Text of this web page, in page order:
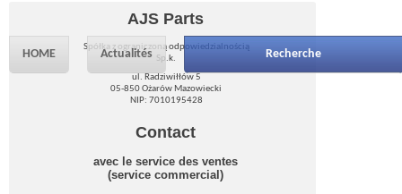
HOME Actualités Recherche
AJS Parts
Spółka z ograniczoną odpowiedzialnością
Sp.k.
ul. Radziwiłłów 5
05-850 Ożarów Mazowiecki
NIP: 7010195428
Contact
avec le service des ventes
(service commercial)